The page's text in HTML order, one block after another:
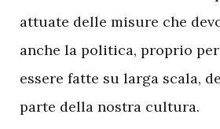
attuate delle misure che
anche la politica, proprio
essere fatte su larga scala,
parte della nostra cultura.